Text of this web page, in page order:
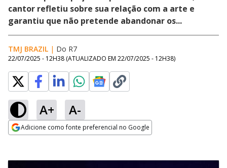
cantor refletiu sobre sua relação com a arte e
garantiu que não pretende abandonar os...
TMJ BRAZIL | Do R7
22/07/2025 - 12H38 (ATUALIZADO EM 22/07/2025 - 12H38)
A+ A-
Adicione como fonte preferencial no Google